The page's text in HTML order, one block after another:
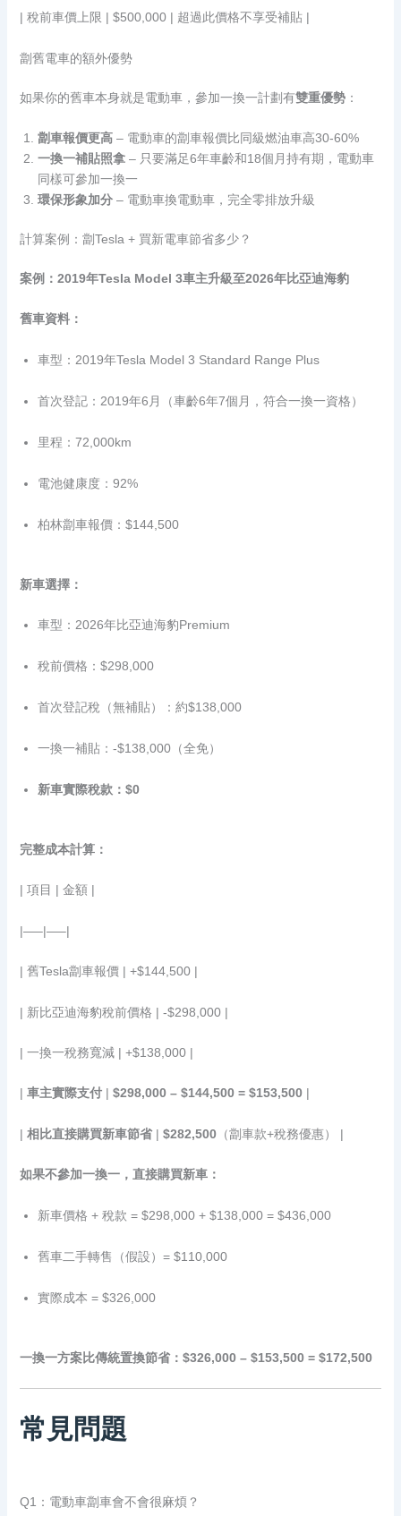
| 稅前車價上限 | $500,000 | 超過此價格不享受補貼 |
劏舊電車的額外優勢
如果你的舊車本身就是電動車，參加一換一計劃有雙重優勢：
劏車報價更高– 電動車的劏車報價比同級燃油車高30-60%
一換一補貼照拿– 只要滿足6年車齡和18個月持有期，電動車
同樣可參加一換一
環保形象加分– 電動車換電動車，完全零排放升級
計算案例：劏Tesla + 買新電車節省多少？
案例：2019年Tesla Model 3車主升級至2026年比亞迪海豹
舊車資料：
車型：2019年Tesla Model 3 Standard Range Plus
首次登記：2019年6月（車齡6年7個月，符合一換一資格）
里程：72,000km
電池健康度：92%
柏林劏車報價：$144,500
新車選擇：
車型：2026年比亞迪海豹Premium
稅前價格：$298,000
首次登記稅（無補貼）：約$138,000
一換一補貼：-$138,000（全免）
新車實際稅款：$0
完整成本計算：
| 項目 | 金額 |
|—–|—–|
| 舊Tesla劏車報價 | +$144,500 |
| 新比亞迪海豹稅前價格 | -$298,000 |
| 一換一稅務寬減 | +$138,000 |
| 車主實際支付| $298,000 – $144,500 = $153,500|
| 相比直接購買新車節省| $282,500（劏車款+稅務優惠） |
如果不參加一換一，直接購買新車：
新車價格 + 稅款 = $298,000 + $138,000 = $436,000
舊車二手轉售（假設）= $110,000
實際成本 = $326,000
一換一方案比傳統置換節省：$326,000 – $153,500 = $172,500
常見問題
Q1：電動車劏車會不會很麻煩？